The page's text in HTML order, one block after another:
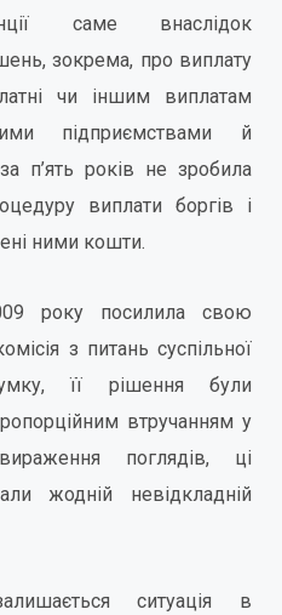
саме внаслідок
зокрема, про виплату
чи іншим виплатам
підприємствами й
п’ять років не зробила
виплати боргів і
ними кошти.
року посилила свою
з питань суспільної
її рішення були
втручанням у
поглядів, ці
жодній невідкладній
ситуація в